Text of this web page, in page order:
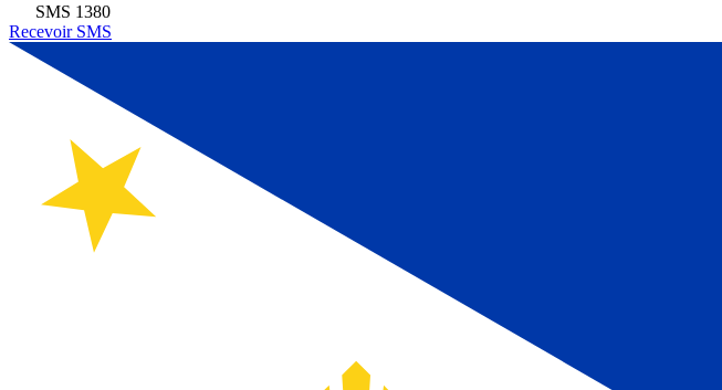
SMS 1380
Recevoir SMS